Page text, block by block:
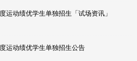
运动绩优学生单独招生「试场资讯」
运动绩优学生单独招生公告